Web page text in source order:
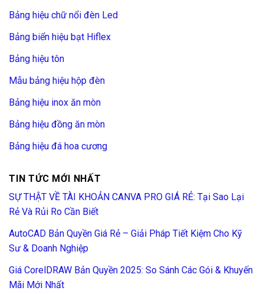
Bảng hiệu chữ nổi đèn Led
Bảng biển hiệu bạt Hiflex
Bảng hiệu tôn
Mẫu bảng hiệu hộp đèn
Bảng hiệu inox ăn mòn
Bảng hiệu đồng ăn mòn
Bảng hiệu đá hoa cương
TIN TỨC MỚI NHẤT
SỰ THẬT VỀ TÀI KHOẢN CANVA PRO GIÁ RẺ: Tại Sao Lại
Rẻ Và Rủi Ro Cần Biết
AutoCAD Bản Quyền Giá Rẻ – Giải Pháp Tiết Kiệm Cho Kỹ
Sư & Doanh Nghiệp
Giá CorelDRAW Bản Quyền 2025: So Sánh Các Gói & Khuyến
Mãi Mới Nhất